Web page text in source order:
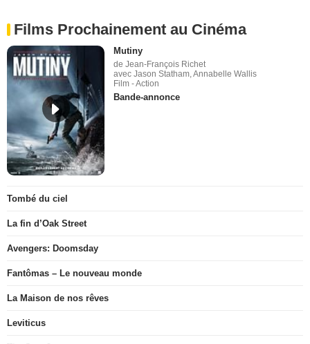
Films Prochainement au Cinéma
Mutiny
de Jean-François Richet
avec Jason Statham, Annabelle Wallis
Film - Action
Bande-annonce
Tombé du ciel
La fin d’Oak Street
Avengers: Doomsday
Fantômas – Le nouveau monde
La Maison de nos rêves
Leviticus